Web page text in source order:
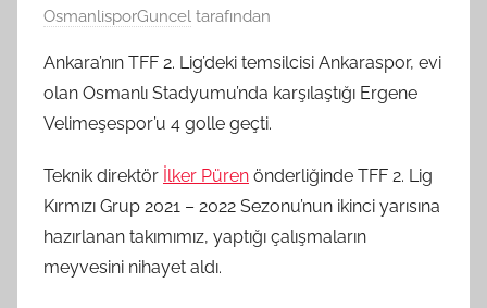
OsmanlisporGuncel tarafından
Ankara’nın TFF 2. Lig’deki temsilcisi Ankaraspor, evi
olan Osmanlı Stadyumu’nda karşılaştığı Ergene
Velimeşespor’u 4 golle geçti.
Teknik direktör İlker Püren önderliğinde TFF 2. Lig
Kırmızı Grup 2021 – 2022 Sezonu’nun ikinci yarısına
hazırlanan takımımız, yaptığı çalışmaların
meyvesini nihayet aldı.